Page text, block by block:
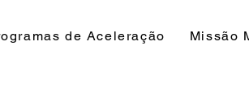
de Aceleração Missão